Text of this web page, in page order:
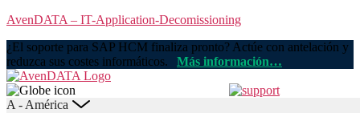
Skip
the
content
AvenDATA – IT-Application-Decomissioning
¿El soporte para SAP HCM finaliza pronto? Actúe con antelación y
reduzca sus costes informáticos.
Más información…
A - América